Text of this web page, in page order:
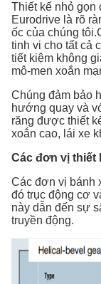
Thiết kế nhỏ gọn
Eurodrive là rõ
ốc của chúng
tinh vi cho tất cả
tiết kiệm không
mô-men xoắn
Chúng đảm bảo
hướng quay và
răng được thiết
xoắn cao, lái xe
Các đơn vị thiết
Các đơn vị bánh
đó trục động cơ
này dẫn đến sự
truyền động.